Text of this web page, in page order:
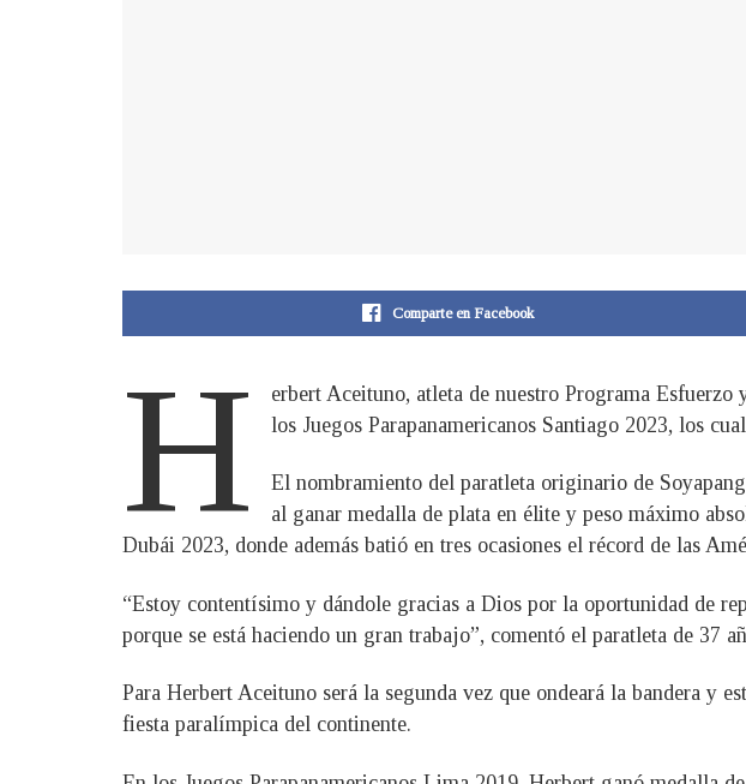
Comparte en Facebook
H
erbert Aceituno, atleta de nuestro Programa
los Juegos Parapanamericanos Santiago 2023, los
El nombramiento del paratleta originario de
al ganar medalla de plata en élite y peso máximo
Dubái 2023, donde además batió en tres ocasiones el récord de las
“Estoy contentísimo y dándole gracias a Dios por la oportunidad de
porque se está haciendo un gran trabajo”, comentó el paratleta de 37
Para Herbert Aceituno será la segunda vez que ondeará la bandera y
fiesta paralímpica del continente.